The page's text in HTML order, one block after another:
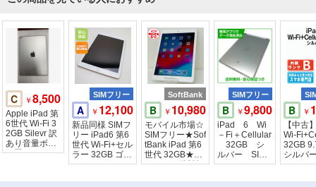
C ￥8,500
Apple iPad 第
6世代 Wi-Fi 3
2GB Silevr 訳
あり音量ボタ
ン固い
SIMフリー
A ￥12,100
新品同様 SIMフ
リー iPad6 第6
世代 Wi-Fi+セル
ラー 32GB ゴー
ルド
SoftBank
B ￥10,980
モバイル市場☆
SIMフリー★Sof
tBank iPad 第6
世代 32GB★シ
ルバー☆送料無
SIMフリー
B ￥9,800
iPad 6 Wi
－Fi＋Cellular
32GB シ
ルバー SIM
フリー ドコ
B ￥
【中古
Wi-
32GB
シルバ